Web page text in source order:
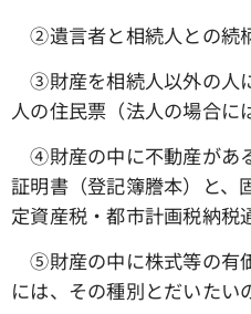
➁遺言者と相続人との続
③財産を相続人以外の人
人の住民票（法人の場合に
④財産の中に不動産があ
証明書（登記簿謄本）と、
定資産税・都市計画税納税
➄財産の中に株式等の有
には、その種別とだいたい